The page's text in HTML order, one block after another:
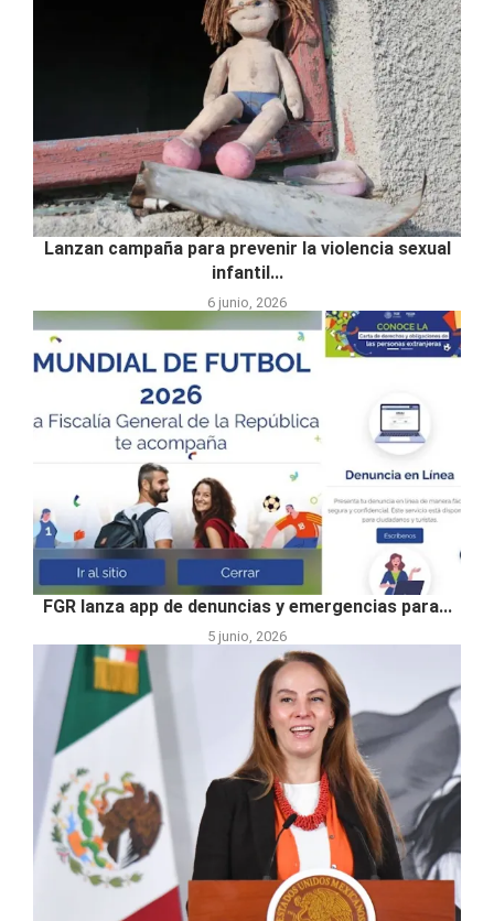
Lanzan campaña para prevenir la violencia sexual
infantil...
6 junio, 2026
FGR lanza app de denuncias y emergencias para...
5 junio, 2026